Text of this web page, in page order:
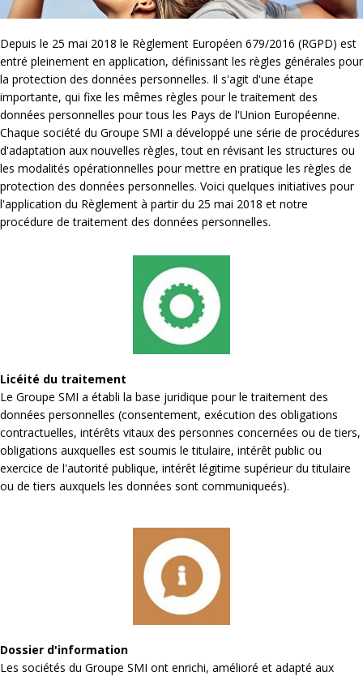
Depuis le 25 mai 2018 le Règlement Européen 679/2016 (RGPD) est
entré pleinement en application, définissant les règles générales pour
la protection des données personnelles. Il s'agit d'une étape
importante, qui fixe les mêmes règles pour le traitement des
données personnelles pour tous les Pays de l'Union Européenne.
Chaque société du Groupe SMI a développé une série de procédures
d'adaptation aux nouvelles règles, tout en révisant les structures ou
les modalités opérationnelles pour mettre en pratique les règles de
protection des données personnelles. Voici quelques initiatives pour
l'application du Règlement à partir du 25 mai 2018 et notre
procédure de traitement des données personnelles.
Licéité du traitement
Le Groupe SMI a établi la base juridique pour le traitement des
données personnelles (consentement, exécution des obligations
contractuelles, intérêts vitaux des personnes concernées ou de tiers,
obligations auxquelles est soumis le titulaire, intérêt public ou
exercice de l'autorité publique, intérêt légitime supérieur du titulaire
ou de tiers auxquels les données sont communiqueés).
Dossier d'information
Les sociétés du Groupe SMI ont enrichi, amélioré et adapté aux